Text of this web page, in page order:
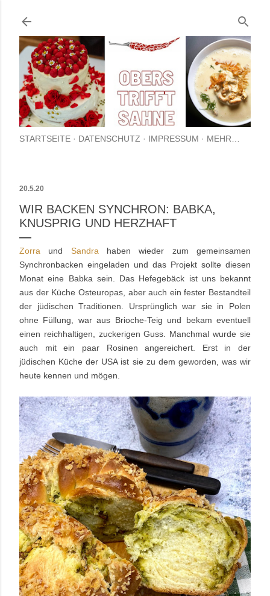
STARTSEITE DATENSCHUTZ IMPRESSUM MEHR…
20.5.20
WIR BACKEN SYNCHRON: BABKA,
KNUSPRIG UND HERZHAFT
Zorra und Sandra haben wieder zum gemeinsamen
Synchronbacken eingeladen und das Projekt sollte diesen
Monat eine Babka sein. Das Hefegebäck ist uns bekannt
aus der Küche Osteuropas, aber auch ein fester Bestandteil
der jüdischen Traditionen. Ursprünglich war sie in Polen
ohne Füllung, war aus Brioche-Teig und bekam eventuell
einen reichhaltigen, zuckerigen Guss. Manchmal wurde sie
auch mit ein paar Rosinen angereichert. Erst in der
jüdischen Küche der USA ist sie zu dem geworden, was wir
heute kennen und mögen.